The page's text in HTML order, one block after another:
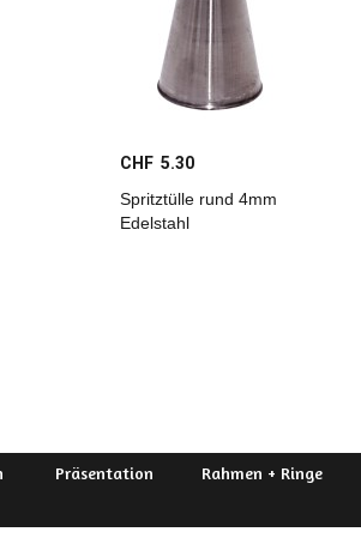
CHF 5.30
Spritztülle rund 4mm
Edelstahl
Präsentation Rahmen + Ringe